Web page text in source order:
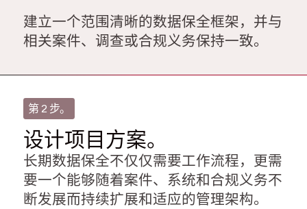
建立一个范围清晰的数据保全框架，并与
相关案件、调查或合规义务保持一致。
第 2 步。
设计项目方案。
长期数据保全不仅仅需要工作流程，更需
要一个能够随着案件、系统和合规义务不
断发展而持续扩展和适应的管理架构。